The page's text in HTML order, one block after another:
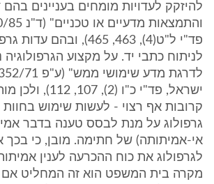
להיזקק לעדויות מומחים בעניינים
פד"י ל"ט(4), 463, 465),
לניתוח כתבי יד. על מקצוע הגרפולוגיה
ישראל, פד"י כ"ו (2),
קרובות אף רצוי - לעשות שימוש
גרפולוג על מנת לבסס טענה בדבר
אי-אמיתותה) של חתימה. מובן, כי בכך
לגרפולוג את כוח ההכרעה לענין
מקרה בית המשפט הוא זה המחליט אם